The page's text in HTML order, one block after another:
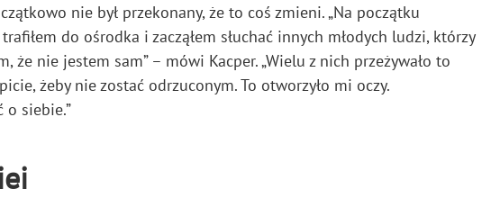
nie był przekonany, że to coś zmieni. „Na początku
do ośrodka i zacząłem słuchać innych młodych ludzi, którzy
że nie jestem sam” – mówi Kacper. „Wielu z nich przeżywało to
żeby nie zostać odrzuconym. To otworzyło mi oczy.
o siebie.”